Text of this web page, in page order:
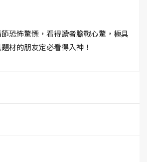
恐怖驚慄，看得讀者膽戰心驚，極具
材的朋友定必看得入神！